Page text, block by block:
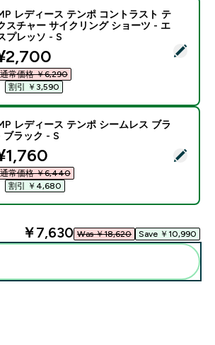
択 - MP レディース テンポ コントラス
レディース テンポ コントラスト テ
スチャー サイクリング ショーツ - エ
プレッソ - S
price
通常価格 ￥6,290‎
割引 ￥3,590‎
択 - MP レディース テンポ シームレス
レディース テンポ シームレス ブラ
ブラック - S
price
通常価格 ￥6,440‎
割引 ￥4,680‎
￥7,630‎ Was ￥18,620‎ Save ￥10,990‎